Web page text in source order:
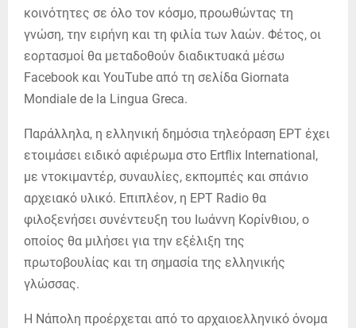
κοινότητες σε όλο τον κόσμο, προωθώντας τη
γνώση, την ειρήνη και τη φιλία των λαών. Φέτος, οι
εορτασμοί θα μεταδοθούν διαδικτυακά μέσω
Facebook και YouTube από τη σελίδα Giornata
Mondiale de la Lingua Greca.
Παράλληλα, η ελληνική δημόσια τηλεόραση ΕΡΤ έχει
ετοιμάσει ειδικό αφιέρωμα στο Ertflix International,
με ντοκιμαντέρ, συναυλίες, εκπομπές και σπάνιο
αρχειακό υλικό. Επιπλέον, η ΕΡΤ Radio θα
φιλοξενήσει συνέντευξη του Ιωάννη Κορίνθιου, ο
οποίος θα μιλήσει για την εξέλιξη της
πρωτοβουλίας και τη σημασία της ελληνικής
γλώσσας.
Η Νάπολη προέρχεται από το αρχαιοελληνικό όνομα